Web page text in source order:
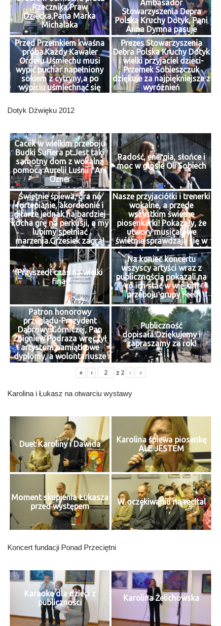
Rzecznika Praw
Dziecka,Pana Marka
Michalaka
Ambasador
Stowarzyszenia Depra
Polska Kruchy Dotyk, Pani
Anna Dymna pasuje
Przemka Sobieszczuka na
Kawalera Orderu
Uśmiechu.jpg
Przed Przemkiem kwaśna
próba.Każdy Kawaler
Orderu Uśmiechu musi
wypić puchar napełniony
sokiem z cytryny,a po
wypiciu uśmiechnąć się
Prezes Stowarzyszenia
Debra Polska Kruchy Dotyk
i wielki przyjaciel dzieci-
Przemek Sobieszczuk
dziękuje za najpiękniejsze z
wyróżnień
Dotyk Dźwięku 2012
Cacek w wielkim przeboju
Budki Suflera pt.Jest taki
samotny dom z wokalną
pomocą Aurelii Luśnii i Ani
Ozner
Radość, energia, słońce i
moc w głosie Oli Sobiech
Świetnie śpiewa, gra na
fortepianie, akordeonie i
gitarze jednak najbardziej
kocha grę na perkusji, a my
lubimy spełniać
marzenia.Grzesiek zagrał
gościnnie z zespołem GIGA
DRUM podczas występów
Cacka i Oli Sobiech.
Nasze przyjaciółki i trenerki
wokalne, a przede
wszystkim świetne
piosenkarki! Pokazały, że
utwory musicalowe
świetnie sprawdzają się w
plenerze. Ich wspólny mini
recital publiczność przyjęła
gorąco.
Przyszedł czas na wielki
finał
Na koniec koncertu
wszyscy artyści wraz z
publicznością pokazali na
co ich stać w wielkim
przeboju grupy Feel
Patron honorowy
przeglądu-Prezydent
Dąbrowy Górniczej, Pan
Zbigniew Podraza wręczył
artystom pamiątkowe
dyplomy, a wolontariusze
małe prezenty w postaci
Publiczność
dopisała!Dziękujemy i
zapraszamy za rok!
« ‹ z 2 › »
Karolina i Łukasz na otwarciu wystawy
Duet Karoliny i Dawida
Karolina śpiewa piosenkę
ALE JESTEM
Moment skupienia Łukasza
przed występem
W oczekiwaniu na recital
Koncert fundacji Ponad Przeciętni
Karaoke dla dzieci z
publiczności
Karolina Żelichowska